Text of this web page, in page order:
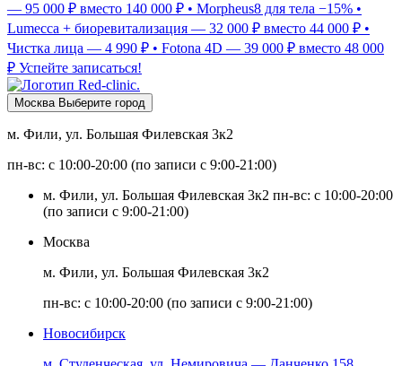
— 95 000 ₽ вместо 140 000 ₽ • Morpheus8 для тела −15% •
Lumecca + биоревитализация — 32 000 ₽ вместо 44 000 ₽ •
Чистка лица — 4 990 ₽ • Fotona 4D — 39 000 ₽ вместо 48 000
₽ Успейте записаться!
Москва Выберите город
м. Фили, ул. Большая Филевская 3к2
пн-вс: с 10:00-20:00 (по записи с 9:00-21:00)
м. Фили, ул. Большая Филевская 3к2 пн-вс: с 10:00-20:00
(по записи с 9:00-21:00)
Москва
м. Фили, ул. Большая Филевская 3к2
пн-вс: с 10:00-20:00 (по записи с 9:00-21:00)
Новосибирск